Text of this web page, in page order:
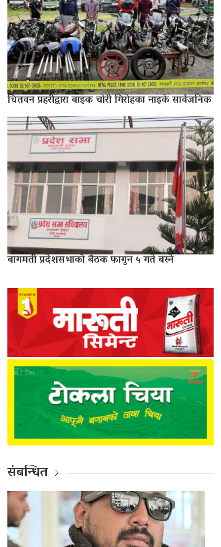
चितवन प्रहरीद्वारा बाइक चोरी गिरोहका नाइके सार्वजनिक
बागमती प्रदेशसभाको बैठक फागुन ५ गते बस्ने
संबन्धित